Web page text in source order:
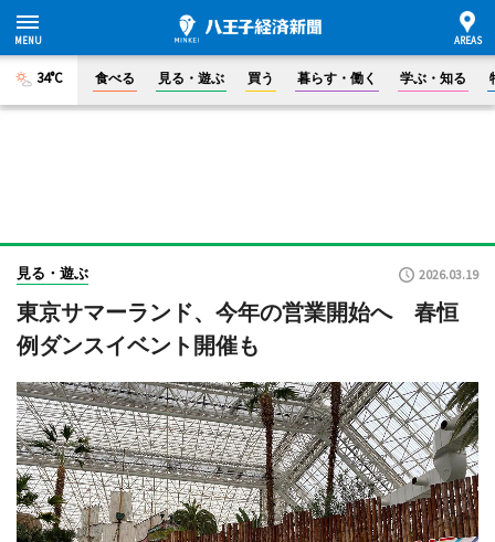
34°C 食べる 見る・遊ぶ 買う 暮らす・働く 学ぶ・知る
見る・遊ぶ 2026.03.19
東京サマーランド、今年の営業開始へ 春恒
例ダンスイベント開催も